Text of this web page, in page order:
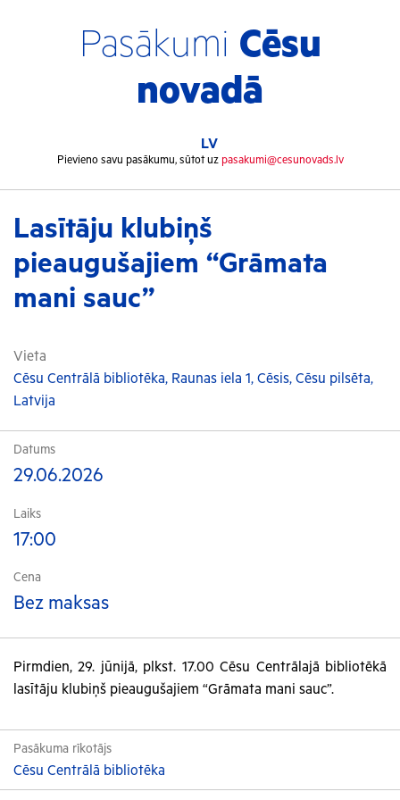
Pasākumi Cēsu
novadā
LV
Pievieno savu pasākumu, sūtot uz pasakumi@cesunovads.lv
Lasītāju klubiņš
pieaugušajiem “Grāmata
mani sauc”
Vieta
Cēsu Centrālā bibliotēka, Raunas iela 1, Cēsis, Cēsu pilsēta,
Latvija
Datums
29.06.2026
Laiks
17:00
Cena
Bez maksas
Pirmdien, 29. jūnijā, plkst. 17.00 Cēsu Centrālajā bibliotēkā
lasītāju klubiņš pieaugušajiem “Grāmata mani sauc”.
Pasākuma rīkotājs
Cēsu Centrālā bibliotēka